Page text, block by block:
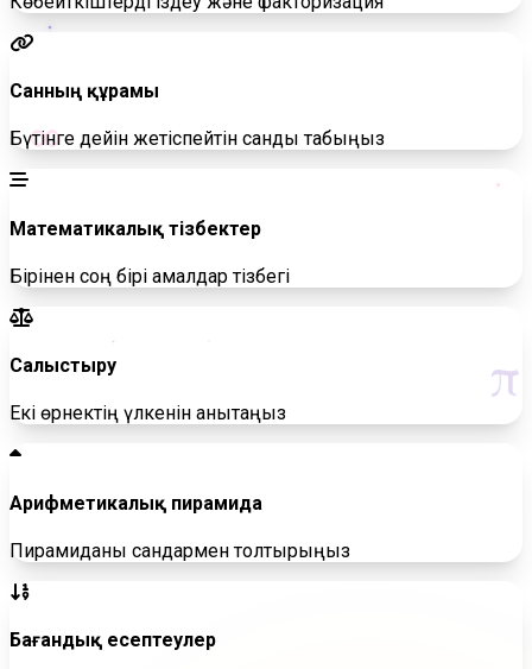
π
∞
Санның құрамы
Бүтінге дейін жетіспейтін санды табыңыз
Математикалық тізбектер
Бірінен соң бірі амалдар тізбегі
Салыстыру
Екі өрнектің үлкенін анықтаңыз
Арифметикалық пирамида
Пирамиданы сандармен толтырыңыз
Бағандық есептеулер